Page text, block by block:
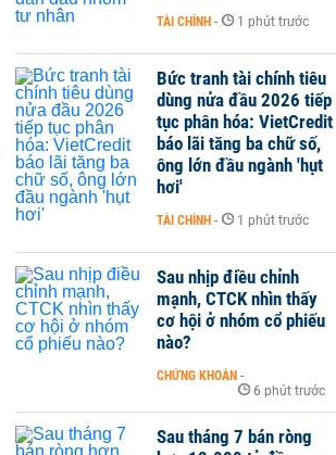
TÀI CHÍNH - 1 phút trước
Bức tranh tài chính tiêu
dùng nửa đầu 2026 tiếp
tục phân hóa: VietCredit
báo lãi tăng ba chữ số,
ông lớn đầu ngành 'hụt
hơi'
TÀI CHÍNH - 1 phút trước
Sau nhịp điều chỉnh
mạnh, CTCK nhìn thấy
cơ hội ở nhóm cổ phiếu
nào?
CHỨNG KHOÁN -
6 phút trước
Sau tháng 7 bán ròng